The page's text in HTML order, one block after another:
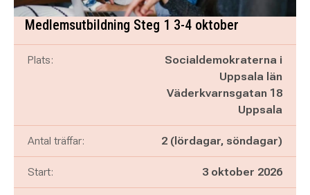
Medlemsutbildning Steg 1 3-4 oktober
Plats:
Socialdemokraterna i
Uppsala län
Väderkvarnsgatan 18
Uppsala
Antal träffar: 2 (lördagar, söndagar)
Start: 3 oktober 2026